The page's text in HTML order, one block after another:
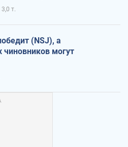
3,0 т.
(NSJ), а
чиновников могут